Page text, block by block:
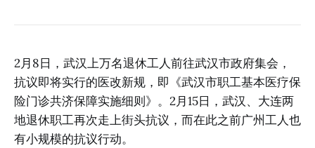
2月8日，武汉上万名退休工人前往武汉市政府集会，
抗议即将实行的医改新规，即《武汉市职工基本医疗保
险门诊共济保障实施细则》。2月15日，武汉、大连两
地退休职工再次走上街头抗议，而在此之前广州工人也
有小规模的抗议行动。